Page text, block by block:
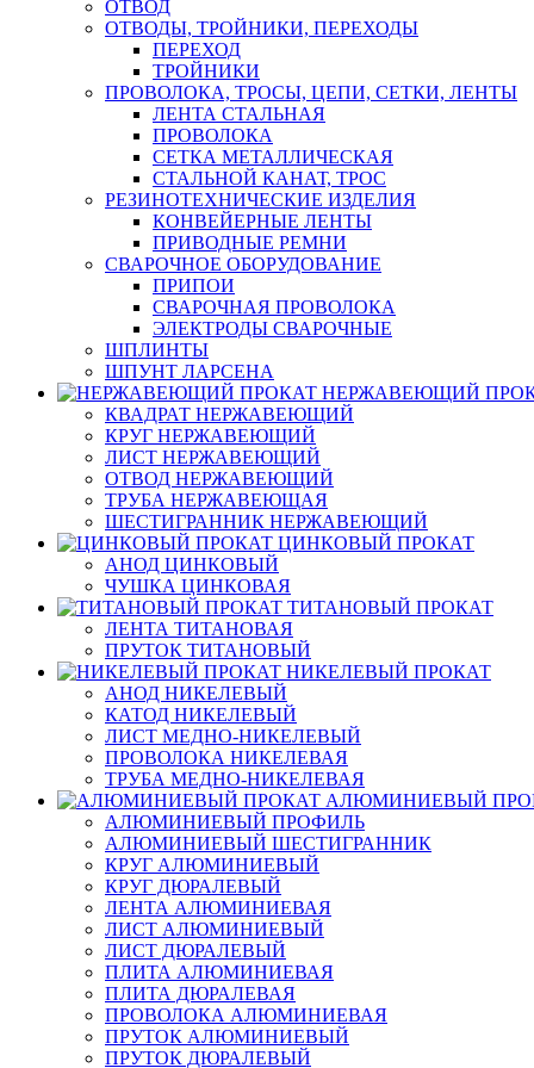
ОТВОД
ОТВОДЫ, ТРОЙНИКИ, ПЕРЕХОДЫ
ПЕРЕХОД
ТРОЙНИКИ
ПРОВОЛОКА, ТРОСЫ, ЦЕПИ, СЕТКИ, ЛЕНТЫ
ЛЕНТА СТАЛЬНАЯ
ПРОВОЛОКА
СЕТКА МЕТАЛЛИЧЕСКАЯ
СТАЛЬНОЙ КАНАТ, ТРОС
РЕЗИНОТЕХНИЧЕСКИЕ ИЗДЕЛИЯ
КОНВЕЙЕРНЫЕ ЛЕНТЫ
ПРИВОДНЫЕ РЕМНИ
СВАРОЧНОЕ ОБОРУДОВАНИЕ
ПРИПОИ
СВАРОЧНАЯ ПРОВОЛОКА
ЭЛЕКТРОДЫ СВАРОЧНЫЕ
ШПЛИНТЫ
ШПУНТ ЛАРСЕНА
НЕРЖАВЕЮЩИЙ
КВАДРАТ НЕРЖАВЕЮЩИЙ
КРУГ НЕРЖАВЕЮЩИЙ
ЛИСТ НЕРЖАВЕЮЩИЙ
ОТВОД НЕРЖАВЕЮЩИЙ
ТРУБА НЕРЖАВЕЮЩАЯ
ШЕСТИГРАННИК НЕРЖАВЕЮЩИЙ
ЦИНКОВЫЙ ПРОКАТ
АНОД ЦИНКОВЫЙ
ЧУШКА ЦИНКОВАЯ
ТИТАНОВЫЙ ПРОКАТ
ЛЕНТА ТИТАНОВАЯ
ПРУТОК ТИТАНОВЫЙ
НИКЕЛЕВЫЙ ПРОКАТ
АНОД НИКЕЛЕВЫЙ
КАТОД НИКЕЛЕВЫЙ
ЛИСТ МЕДНО-НИКЕЛЕВЫЙ
ПРОВОЛОКА НИКЕЛЕВАЯ
ТРУБА МЕДНО-НИКЕЛЕВАЯ
АЛЮМИНИЕВЫЙ
АЛЮМИНИЕВЫЙ ПРОФИЛЬ
АЛЮМИНИЕВЫЙ ШЕСТИГРАННИК
КРУГ АЛЮМИНИЕВЫЙ
КРУГ ДЮРАЛЕВЫЙ
ЛЕНТА АЛЮМИНИЕВАЯ
ЛИСТ АЛЮМИНИЕВЫЙ
ЛИСТ ДЮРАЛЕВЫЙ
ПЛИТА АЛЮМИНИЕВАЯ
ПЛИТА ДЮРАЛЕВАЯ
ПРОВОЛОКА АЛЮМИНИЕВАЯ
ПРУТОК АЛЮМИНИЕВЫЙ
ПРУТОК ДЮРАЛЕВЫЙ